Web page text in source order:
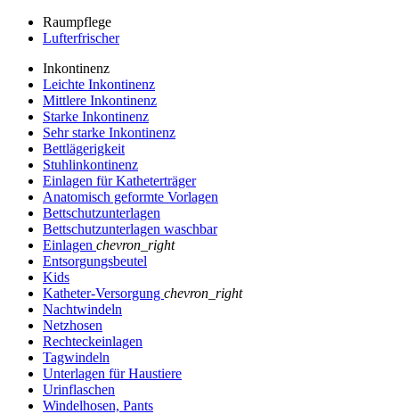
Raumpflege
Lufterfrischer
Inkontinenz
Leichte Inkontinenz
Mittlere Inkontinenz
Starke Inkontinenz
Sehr starke Inkontinenz
Bettlägerigkeit
Stuhlinkontinenz
Einlagen für Katheterträger
Anatomisch geformte Vorlagen
Bettschutzunterlagen
Bettschutzunterlagen waschbar
Einlagen chevron_right
Entsorgungsbeutel
Kids
Katheter-Versorgung chevron_right
Nachtwindeln
Netzhosen
Rechteckeinlagen
Tagwindeln
Unterlagen für Haustiere
Urinflaschen
Windelhosen, Pants